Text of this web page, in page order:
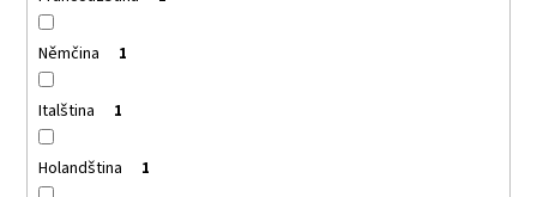
Němčina 1
Italština 1
Holandština 1